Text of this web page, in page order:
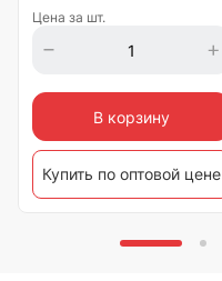
Цена за шт.
В корзину
Купить по оптовой цене